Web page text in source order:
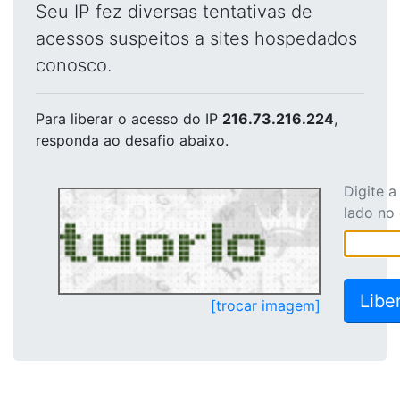
Seu IP fez diversas tentativas de
acessos suspeitos a sites hospedados
conosco.
Para liberar o acesso do IP 216.73.216.224,
responda ao desafio abaixo.
[trocar imagem]
Digite
lado no